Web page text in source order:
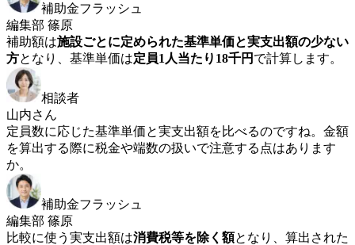
補助金フラッシュ
編集部 篠原
補助額は施設ごとに定められた基準単価と実支出額の少ない
方となり、基準単価は定員1人当たり18千円 で計算します。
相談者
山内さん
定員数に応じた基準単価と実支出額を比べるのですね。金額
を算出する際に税金や端数の扱いで注意する点はあります
か。
補助金フラッシュ
編集部 篠原
比較に使う実支出額は消費税等を除く額となり、算出された